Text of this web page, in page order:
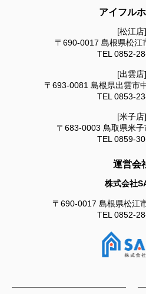
アイフル
[松江店]
〒690-0017 島根県松江
TEL0852-
[出雲店]
〒693-0081 島根県出雲市
TEL0853-
[米子店]
〒683-0003 鳥取県米
TEL0859-
運営会
株式会社
〒690-0017 島根県松江
TEL0852-